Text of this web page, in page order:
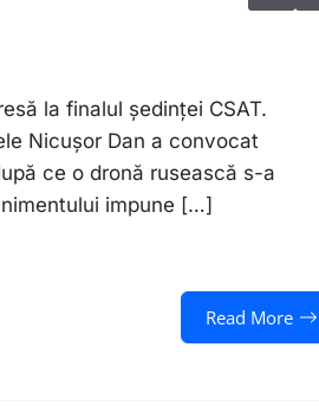
la finalul ședinței CSAT.
Nicușor Dan a convocat
ce o dronă rusească s-a
impune […]
Read More